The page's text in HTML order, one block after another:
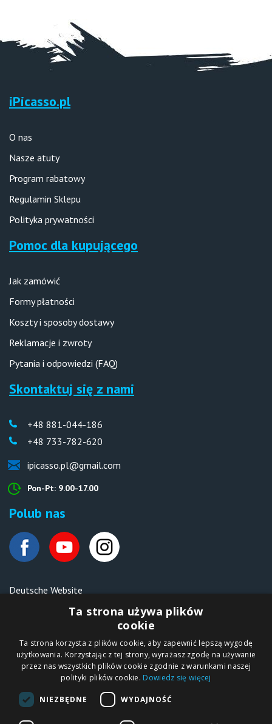
iPicasso.pl
O nas
Nasze atuty
Program rabatowy
Regulamin Sklepu
Polityka prywatności
Pomoc dla kupującego
Jak zamówić
Formy płatności
Koszty i sposoby dostawy
Reklamacje i zwroty
Pytania i odpowiedzi (FAQ)
Skontaktuj się z nami
+48 881-044-186
+48 733-782-620
ipicasso.pl@gmail.com
Pon-Pt: 9.00-17.00
Polub nas
Deutsche Website
Malen nach Zahlen Ipicasso.de
Copyright © 2012-2026
Sklep internetowy
iPICASSO.PL
Malowanie po
numerach – zbliż
się do świata sztuki!
IPICASSO Sp. z o.o.
ul. Słoneczna 194,
05-506 Kolonia
NIP 1231355620 KRS
Ta strona używa plików
cookie
Ta strona korzysta z plików cookie, aby zapewnić lepszą wygodę
użytkowania. Korzystając z tej strony, wyrażasz zgodę na używanie
przez nas wszystkich plików cookie zgodnie z warunkami naszej
polityki plików cookie. Dowiedz się więcej
NIEZBĘDNE WYDAJNOŚĆ